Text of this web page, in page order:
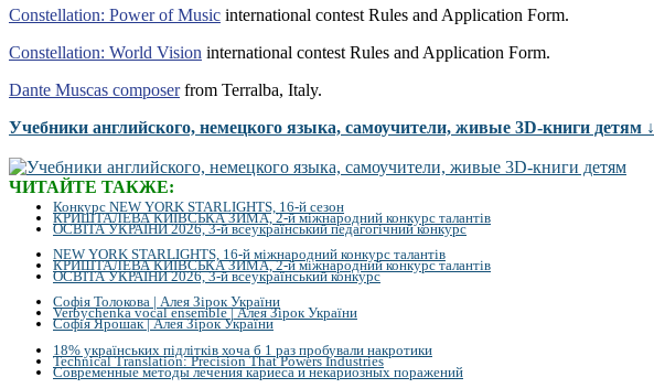
Constellation: Power of Music international contest Rules and Application Form.
Constellation: World Vision international contest Rules and Application Form.
Dante Muscas composerfrom Terralba, Italy.
Учебники английского, немецкого языка, самоучители, живые 3D-книги детям ↓
ЧИТАЙТЕ ТАКЖЕ:
Конкурс NEW YORK STARLIGHTS, 16-й сезон
КРИШТАЛЕВА КИЇВСЬКА ЗИМА, 2-й міжнародний конкурс талантів
ОСВІТА УКРАЇНИ 2026, 3-й всеукраїнський педагогічний конкурс
NEW YORK STARLIGHTS, 16-й міжнародний конкурс талантів
КРИШТАЛЕВА КИЇВСЬКА ЗИМА, 2-й міжнародний конкурс талантів
ОСВІТА УКРАЇНИ 2026, 3-й всеукраїнський конкурс
Софія Толокова | Алея Зірок України
Verbychenka vocal ensemble | Алея Зірок України
Софія Ярошак | Алея Зірок України
18% українських підлітків хоча б 1 раз пробували накротики
Technical Translation: Precision That Powers Industries
Современные методы лечения кариеса и некариозных поражений